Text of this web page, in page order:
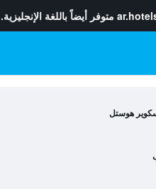
متوفر أيضاً باللغة الإنجليزية.
هوستل